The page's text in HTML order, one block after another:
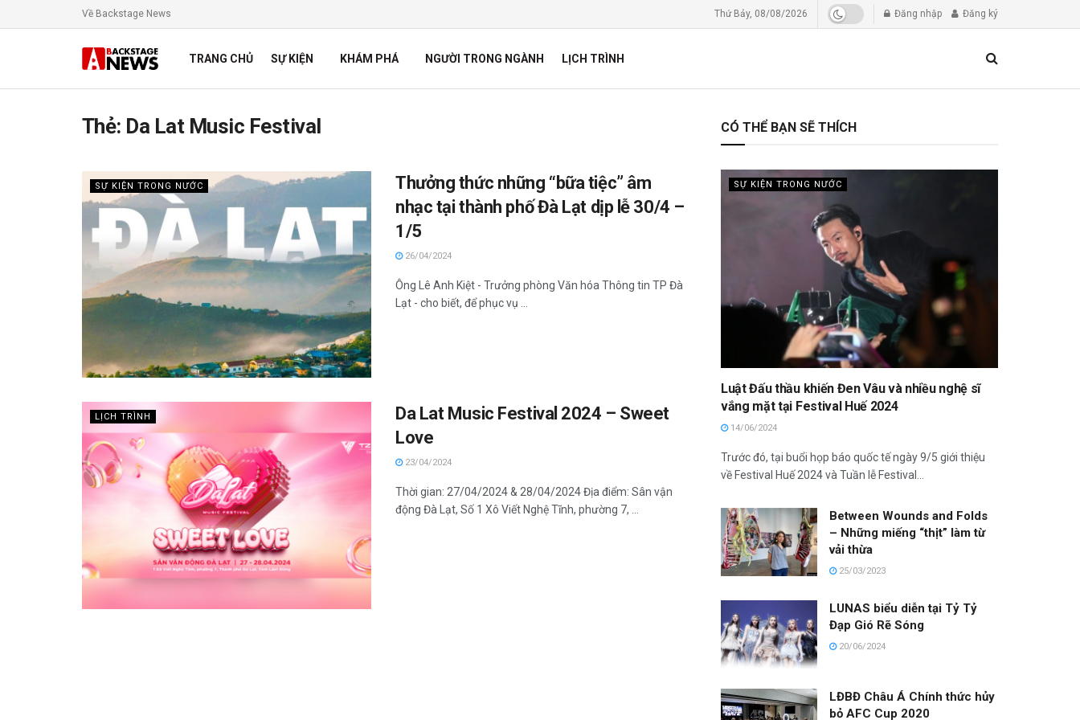
Về Backstage News Thứ Bảy, 08/08/2026 Đăng nhập Đăng ký
TRANG CHỦ SỰ KIỆN KHÁM PHÁ NGƯỜI TRONG NGÀNH LỊCH TRÌNH
Thẻ: Da Lat Music Festival
SỰ KIỆN TRONG NƯỚC
Thưởng thức những “bữa tiệc” âm
nhạc tại thành phố Đà Lạt dịp lễ 30/4 –
1/5
26/04/2024
Ông Lê Anh Kiệt - Trưởng phòng Văn hóa Thông tin TP Đà
Lạt - cho biết, để phục vụ ...
LỊCH TRÌNH
Da Lat Music Festival 2024 – Sweet
Love
23/04/2024
Thời gian: 27/04/2024 & 28/04/2024 Địa điểm: Sân vận
động Đà Lạt, Số 1 Xô Viết Nghệ Tĩnh, phường 7, ...
CÓ THỂ BẠN SẼ THÍCH
SỰ KIỆN TRONG NƯỚC
Luật Đấu thầu khiến Đen Vâu và nhiều nghệ sĩ
vắng mặt tại Festival Huế 2024
14/06/2024
Trước đó, tại buổi họp báo quốc tế ngày 9/5 giới thiệu
về Festival Huế 2024 và Tuần lễ Festival...
Between Wounds and Folds
– Những miếng “thịt” làm từ
vải thừa
25/03/2023
LUNAS biểu diễn tại Tỷ Tỷ
Đạp Gió Rẽ Sóng
20/06/2024
LĐBĐ Châu Á Chính thức hủy
bỏ AFC Cup 2020